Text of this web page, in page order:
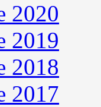
2020
2019
2018
2017